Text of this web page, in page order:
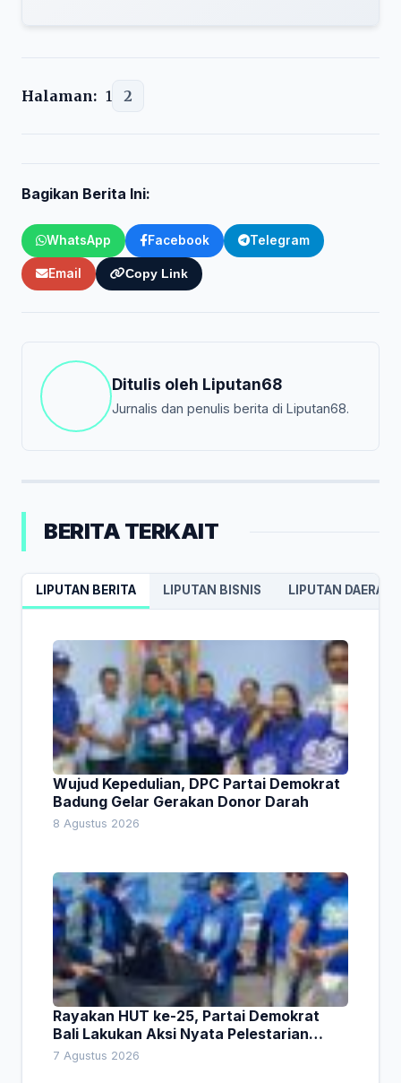
Halaman: 1 2
Bagikan Berita Ini:
WhatsApp Facebook Telegram
Email Copy Link
Ditulis oleh Liputan68
Jurnalis dan penulis berita di Liputan68.
BERITA TERKAIT
LIPUTAN BERITA LIPUTAN BISNIS LIPUTAN DAERAH
Wujud Kepedulian, DPC Partai Demokrat
Badung Gelar Gerakan Donor Darah
8 Agustus 2026
Rayakan HUT ke-25, Partai Demokrat
Bali Lakukan Aksi Nyata Pelestarian
Lingkungan
7 Agustus 2026